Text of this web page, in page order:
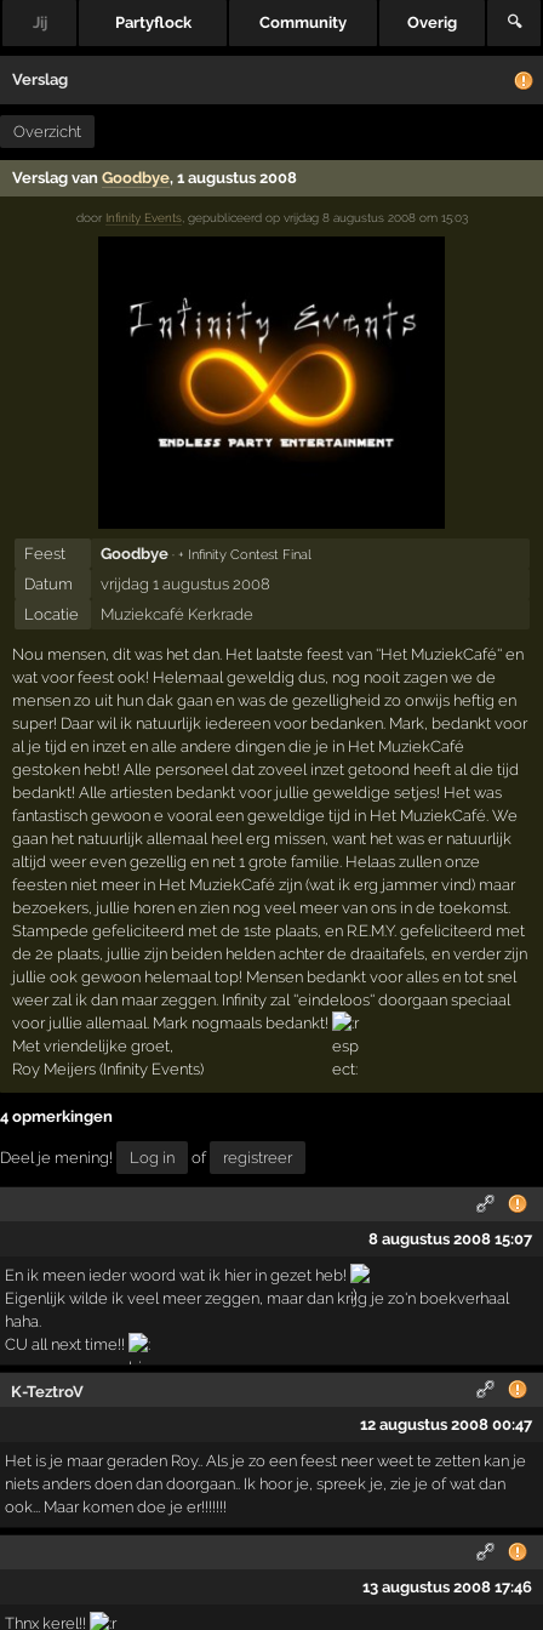
Jij Partyflock Community Overig 🔍
Verslag
Overzicht
Verslag vanGoodbye, 1 augustus 2008
door Infinity Events, gepubliceerd op vrijdag 8 augustus 2008 om 15:03
Feest Goodbye · + Infinity Contest Final
Datum
vrijdag 1 augustus 2008
Locatie
Muziekcafé Kerkrade
Nou mensen, dit was het dan. Het laatste feest van ''Het MuziekCafé'' en
wat voor feest ook! Helemaal geweldig dus, nog nooit zagen we de
mensen zo uit hun dak gaan en was de gezelligheid zo onwijs heftig en
super! Daar wil ik natuurlijk iedereen voor bedanken. Mark, bedankt voor
al je tijd en inzet en alle andere dingen die je in Het MuziekCafé
gestoken hebt! Alle personeel dat zoveel inzet getoond heeft al die tijd
bedankt! Alle artiesten bedankt voor jullie geweldige setjes! Het was
fantastisch gewoon e vooral een geweldige tijd in Het MuziekCafé. We
gaan het natuurlijk allemaal heel erg missen, want het was er natuurlijk
altijd weer even gezellig en net 1 grote familie. Helaas zullen onze
feesten niet meer in Het MuziekCafé zijn (wat ik erg jammer vind) maar
bezoekers, jullie horen en zien nog veel meer van ons in de toekomst.
Stampede gefeliciteerd met de 1ste plaats, en R.E.M.Y. gefeliciteerd met
de 2e plaats, jullie zijn beiden helden achter de draaitafels, en verder zijn
jullie ook gewoon helemaal top! Mensen bedankt voor alles en tot snel
weer zal ik dan maar zeggen. Infinity zal ''eindeloos'' doorgaan speciaal
voor jullie allemaal. Mark nogmaals bedankt!
Met vriendelijke groet,
Roy Meijers (Infinity Events)
4 opmerkingen
Deel je mening! Log in of registreer
8 augustus 2008 15:07
En ik meen ieder woord wat ik hier in gezet heb!
Eigenlijk wilde ik veel meer zeggen, maar dan krijg je zo'n boekverhaal
haha.
CU all next time!!
K-TeztroV
12 augustus 2008 00:47
Het is je maar geraden Roy.. Als je zo een feest neer weet te zetten kan je
niets anders doen dan doorgaan.. Ik hoor je, spreek je, zie je of wat dan
ook... Maar komen doe je er!!!!!!!
13 augustus 2008 17:46
Thnx kerel!!